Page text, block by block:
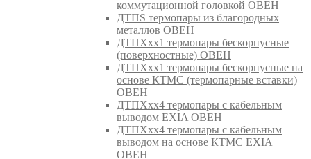
коммутационной головкой ОВЕН
ДТПS термопары из благородных
металлов ОВЕН
ДТПХхх1 термопары бескорпусные
(поверхностные) ОВЕН
ДТПХхх1 термопары бескорпусные на
основе КТМС (термопарные вставки)
ОВЕН
ДТПХхх4 термопары с кабельным
выводом EXIA ОВЕН
ДТПХхх4 термопары с кабельным
выводом на основе КТМС EXIA
ОВЕН